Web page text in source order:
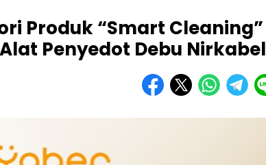
Produk “Smart Cleaning”
Penyedot Debu Nirkabel